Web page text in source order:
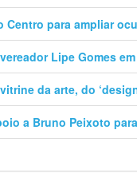
para ampliar
Lipe Gomes
da arte, do
a Bruno Peixoto